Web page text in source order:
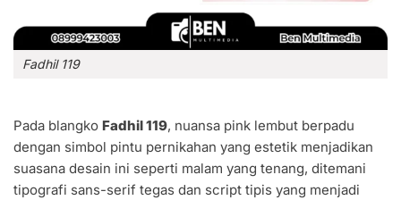
Fadhil 119
Pada blangko Fadhil 119, nuansa pink lembut berpadu
dengan simbol pintu pernikahan yang estetik menjadikan
suasana desain ini seperti malam yang tenang, ditemani
tipografi sans-serif tegas dan script tipis yang menjadi